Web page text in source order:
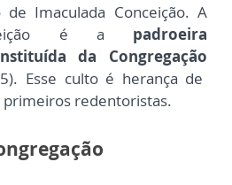
Imaculada Conceição. A
é a padroeira
da Congregação
Esse culto é herança de
primeiros redentoristas.